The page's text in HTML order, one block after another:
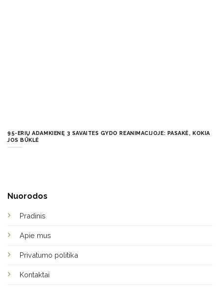
Nuorodos
Pradinis
Apie mus
Privatumo politika
Kontaktai
95-ERIŲ ADAMKIENĘ 3 SAVAITES GYDO REANIMACIJOJE: PASAKĖ, KOKIA
JOS BŪKLĖ